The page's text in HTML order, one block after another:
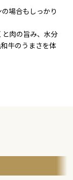
場合もしっかり
と肉の旨み、水分
牛のうまさを体